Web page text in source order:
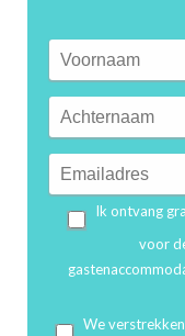
mailadres
Ik ontvang
voor
We